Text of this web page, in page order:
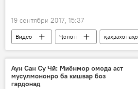
19 сентябри 2017, 15:37
Видео Ҷопон
қаҳвахонаҳо
Дар ҷаҳон
Аун Сан Су Чӣ: Миёнмор омода аст
мусулмононро ба кишвар боз
гардонад